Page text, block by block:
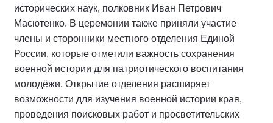
исторических наук, полковник Иван Петрович
Масютенко. В церемонии также приняли участие
члены и сторонники местного отделения Единой
России, которые отметили важность сохранения
военной истории для патриотического воспитания
молодёжи. Открытие отделения расширяет
возможности для изучения военной истории края,
проведения поисковых работ и просветительских